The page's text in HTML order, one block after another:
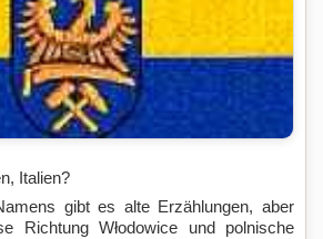
Italien?
gibt es alte Erzählungen, aber
Richtung Włodowice und polnische